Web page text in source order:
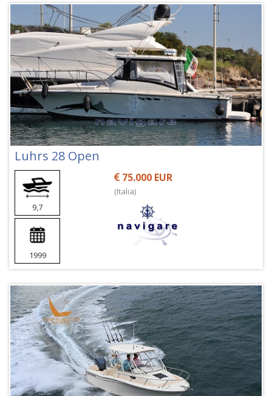
Luhrs 28 Open
9,7
1999
75.000 EUR
(Italia)